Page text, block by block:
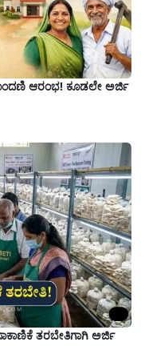
ಆರಂಭ! ಕೂಡಲೇ ಅರ್ಜಿ
ತರಬೇತಿಗಾಗಿ ಅರ್ಜಿ